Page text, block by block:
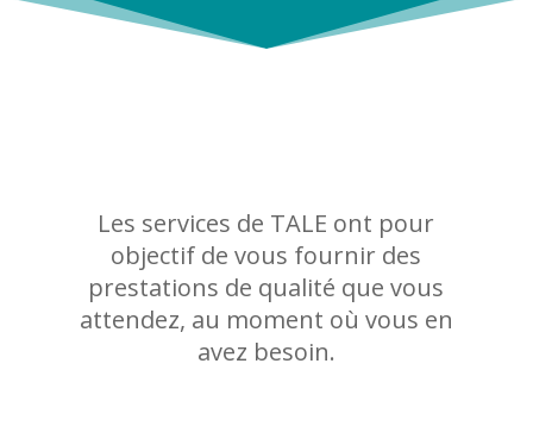
Les services de TALE ont pour
objectif de vous fournir des
prestations de qualité que vous
attendez, au moment où vous en
avez besoin.